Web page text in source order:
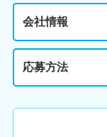
会社情報
応募方法